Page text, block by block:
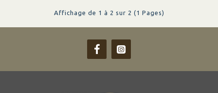
Affichage de 1 à 2 sur 2 (1 Pages)